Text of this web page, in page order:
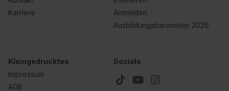
Karriere
Anmelden
Ausbildungsbarometer 2026
Kleingedrucktes
Impressum
AGB
Socials